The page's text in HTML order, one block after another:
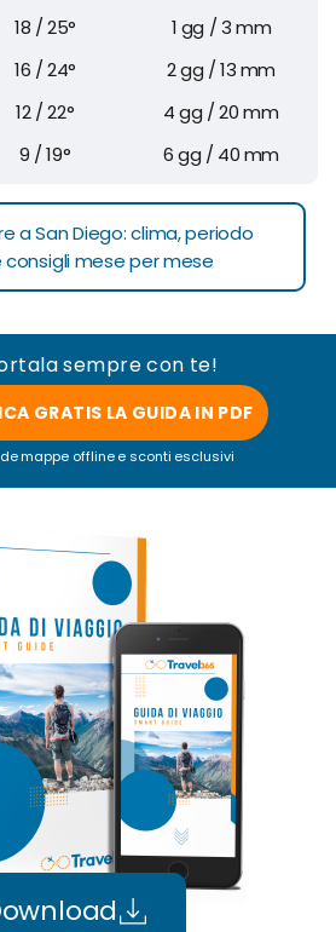
18 / 25°
1 gg / 3 mm
16 / 24°
2 gg / 13 mm
12 / 22°
4 gg / 20 mm
9 / 19° 6 gg / 40 mm
a San Diego: clima, periodo
consigli mese per mese
sempre con te!
GRATIS LA GUIDA IN PDF
mappe offline e sconti esclusivi